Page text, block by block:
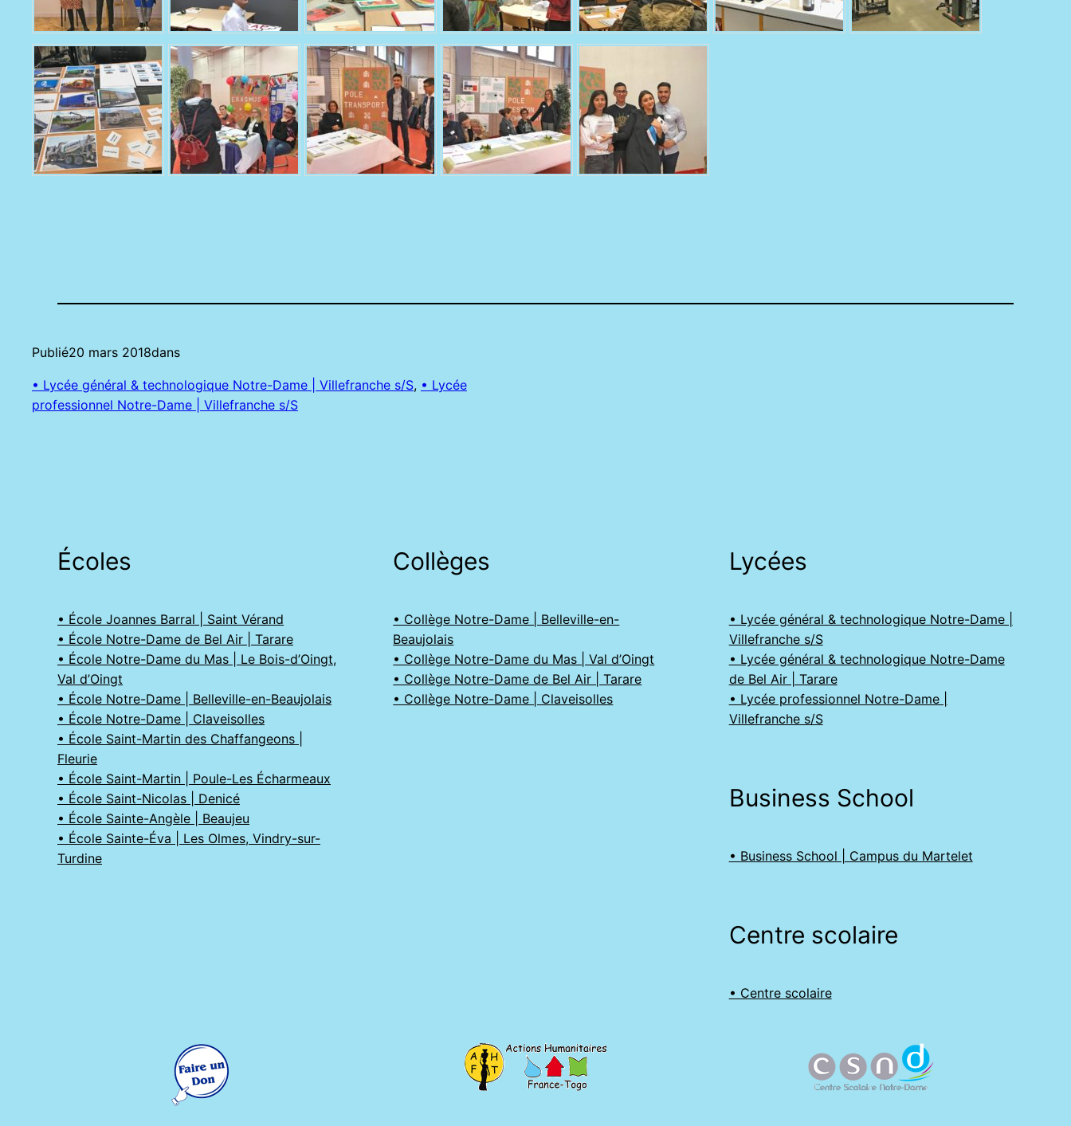
Publié20 mars 2018dans
• Lycée général & technologique Notre-Dame | Villefranche s/S, • Lycée
professionnel Notre-Dame | Villefranche s/S
Écoles
• École Joannes Barral | Saint Vérand
• École Notre-Dame de Bel Air | Tarare
• École Notre-Dame du Mas | Le Bois-d’Oingt,
Val d’Oingt
• École Notre-Dame | Belleville-en-Beaujolais
• École Notre-Dame | Claveisolles
• École Saint-Martin des Chaffangeons |
Fleurie
• École Saint-Martin | Poule-Les Écharmeaux
• École Saint-Nicolas | Denicé
• École Sainte-Angèle | Beaujeu
• École Sainte-Éva | Les Olmes, Vindry-sur-
Turdine
Collèges
• Collège Notre-Dame | Belleville-en-
Beaujolais
• Collège Notre-Dame du Mas | Val d’Oingt
• Collège Notre-Dame de Bel Air | Tarare
• Collège Notre-Dame | Claveisolles
Lycées
• Lycée général & technologique Notre-Dame |
Villefranche s/S
• Lycée général & technologique Notre-Dame
de Bel Air | Tarare
• Lycée professionnel Notre-Dame |
Villefranche s/S
Business School
• Business School | Campus du Martelet
Centre scolaire
• Centre scolaire